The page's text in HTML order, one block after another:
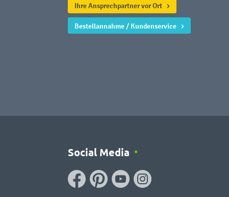
Ihre Ansprechpartner vor Ort
Bestellannahme / Kundenservice
Social Media